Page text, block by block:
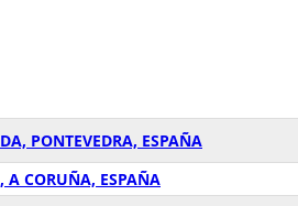
PONTEVEDRA, ESPAÑA
A CORUÑA, ESPAÑA